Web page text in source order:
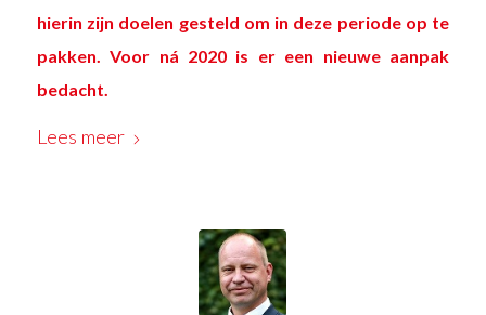
hierin zijn doelen gesteld om in deze periode op te
pakken. Voor ná 2020 is er een nieuwe aanpak
bedacht.
Lees meer